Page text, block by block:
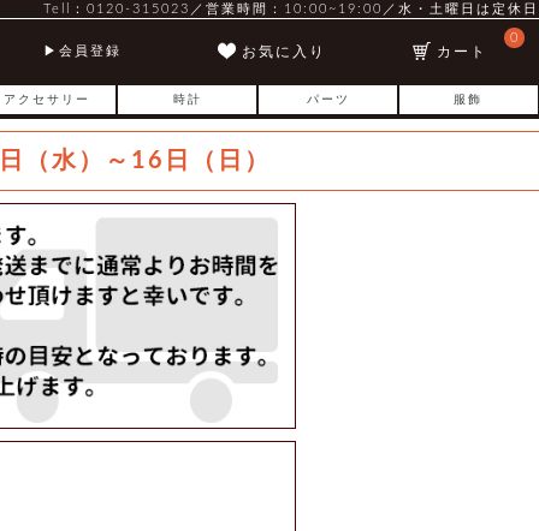
Tell：0120-315023／営業時間：10:00~19:00／水・土曜日は定休日
会員登録 お気に入り
0
カート
アクセサリー 時計 パーツ 服飾
（水）～16日（日）